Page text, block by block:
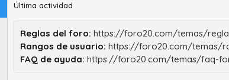
Última actividad
Reglas del foro: https://foro20.com/temas/
Rangos de usuario: https://foro20.com/temas/
FAQ de ayuda: https://foro20.com/temas/faq-